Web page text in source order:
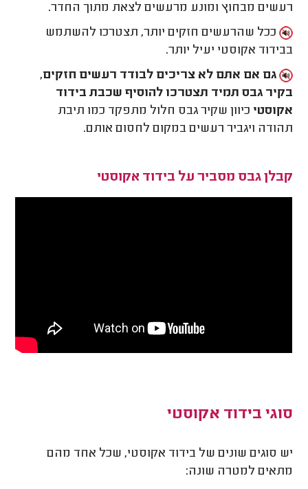
רעשים מבחוץ ומונע מרעשים לצאת מתוך החדר.
ככל שהרעשים חזקים יותר, תצטרכו להשתמש
בבידוד אקוסטי יעיל יותר.
גם אם אתם לא צריכים לבודד רעשים חזקים,
בקיר גבס תמיד תצטרכו להוסיף שכבת בידוד
אקוסטי כיוון שקיר גבס חלול מתפקד כמו תיבת
תהודה ויגביר רעשים במקום לחסום אותם.
קבלן גבס מסביר על בידוד אקוסטי
סוגי בידוד אקוסטי
יש סוגים שונים של בידוד אקוסטי, שכל אחד מהם
מתאים למטרה שונה: